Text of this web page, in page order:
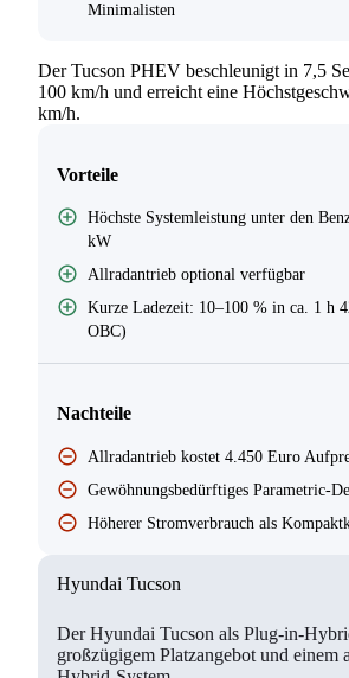
Minimalisten
Der Tucson PHEV beschleunigt in 7,5
100 km/h und erreicht eine
km/h.
Vorteile
Höchste Systemleistung unter den
kW
Allradantrieb optional verfügbar
Kurze Ladezeit: 10–100 % in ca. 1 h
OBC)
Nachteile
Allradantrieb kostet 4.450 Euro
Gewöhnungsbedürftiges Parametric-
Höherer Stromverbrauch als
Hyundai Tucson
Der Hyundai Tucson als Plug-in-
großzügigem Platzangebot und einem